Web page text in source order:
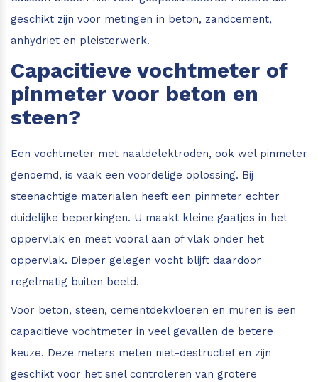
geschikt zijn voor metingen in beton, zandcement,
anhydriet en pleisterwerk.
Capacitieve vochtmeter of
pinmeter voor beton en
steen?
Een vochtmeter met naaldelektroden, ook wel pinmeter
genoemd, is vaak een voordelige oplossing. Bij
steenachtige materialen heeft een pinmeter echter
duidelijke beperkingen. U maakt kleine gaatjes in het
oppervlak en meet vooral aan of vlak onder het
oppervlak. Dieper gelegen vocht blijft daardoor
regelmatig buiten beeld.
Voor beton, steen, cementdekvloeren en muren is een
capacitieve vochtmeter in veel gevallen de betere
keuze. Deze meters meten niet-destructief en zijn
geschikt voor het snel controleren van grotere